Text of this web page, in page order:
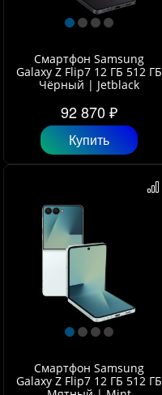
Смартфон Samsung
Galaxy Z Flip7 12 ГБ 512 ГБ
Чёрный | Jetblack
92 870 ₽
Купить
Смартфон Samsung
Galaxy Z Flip7 12 ГБ 512 ГБ